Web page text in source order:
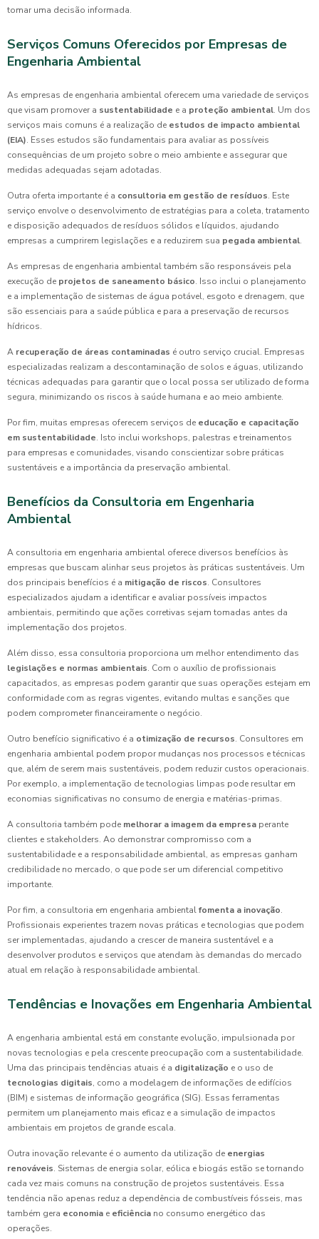
tomar uma decisão informada.
Serviços Comuns Oferecidos por Empresas de
Engenharia Ambiental
As empresas de engenharia ambiental oferecem uma variedade de serviços
que visam promover a sustentabilidade e a proteção ambiental. Um dos
serviços mais comuns é a realização de estudos de impacto ambiental
(EIA). Esses estudos são fundamentais para avaliar as possíveis
consequências de um projeto sobre o meio ambiente e assegurar que
medidas adequadas sejam adotadas.
Outra oferta importante é a consultoria em gestão de resíduos. Este
serviço envolve o desenvolvimento de estratégias para a coleta, tratamento
e disposição adequados de resíduos sólidos e líquidos, ajudando
empresas a cumprirem legislações e a reduzirem sua pegada ambiental.
As empresas de engenharia ambiental também são responsáveis pela
execução de projetos de saneamento básico. Isso inclui o planejamento
e a implementação de sistemas de água potável, esgoto e drenagem, que
são essenciais para a saúde pública e para a preservação de recursos
hídricos.
A recuperação de áreas contaminadas é outro serviço crucial. Empresas
especializadas realizam a descontaminação de solos e águas, utilizando
técnicas adequadas para garantir que o local possa ser utilizado de forma
segura, minimizando os riscos à saúde humana e ao meio ambiente.
Por fim, muitas empresas oferecem serviços de educação e capacitação
em sustentabilidade. Isto inclui workshops, palestras e treinamentos
para empresas e comunidades, visando conscientizar sobre práticas
sustentáveis e a importância da preservação ambiental.
Benefícios da Consultoria em Engenharia
Ambiental
A consultoria em engenharia ambiental oferece diversos benefícios às
empresas que buscam alinhar seus projetos às práticas sustentáveis. Um
dos principais benefícios é a mitigação de riscos. Consultores
especializados ajudam a identificar e avaliar possíveis impactos
ambientais, permitindo que ações corretivas sejam tomadas antes da
implementação dos projetos.
Além disso, essa consultoria proporciona um melhor entendimento das
legislações e normas ambientais. Com o auxílio de profissionais
capacitados, as empresas podem garantir que suas operações estejam em
conformidade com as regras vigentes, evitando multas e sanções que
podem comprometer financeiramente o negócio.
Outro benefício significativo é a otimização de recursos. Consultores em
engenharia ambiental podem propor mudanças nos processos e técnicas
que, além de serem mais sustentáveis, podem reduzir custos operacionais.
Por exemplo, a implementação de tecnologias limpas pode resultar em
economias significativas no consumo de energia e matérias-primas.
A consultoria também pode melhorar a imagem da empresa perante
clientes e stakeholders. Ao demonstrar compromisso com a
sustentabilidade e a responsabilidade ambiental, as empresas ganham
credibilidade no mercado, o que pode ser um diferencial competitivo
importante.
Por fim, a consultoria em engenharia ambientalfomenta a inovação.
Profissionais experientes trazem novas práticas e tecnologias que podem
ser implementadas, ajudando a crescer de maneira sustentável e a
desenvolver produtos e serviços que atendam às demandas do mercado
atual em relação à responsabilidade ambiental.
Tendências e Inovações em Engenharia Ambiental
A engenharia ambiental está em constante evolução, impulsionada por
novas tecnologias e pela crescente preocupação com a sustentabilidade.
Uma das principais tendências atuais é a digitalização e o uso de
tecnologias digitais, como a modelagem de informações de edifícios
(BIM) e sistemas de informação geográfica (SIG). Essas ferramentas
permitem um planejamento mais eficaz e a simulação de impactos
ambientais em projetos de grande escala.
Outra inovação relevante é o aumento da utilização de energias
renováveis. Sistemas de energia solar, eólica e biogás estão se tornando
cada vez mais comuns na construção de projetos sustentáveis. Essa
tendência não apenas reduz a dependência de combustíveis fósseis, mas
também gera economia e eficiência no consumo energético das
operações.